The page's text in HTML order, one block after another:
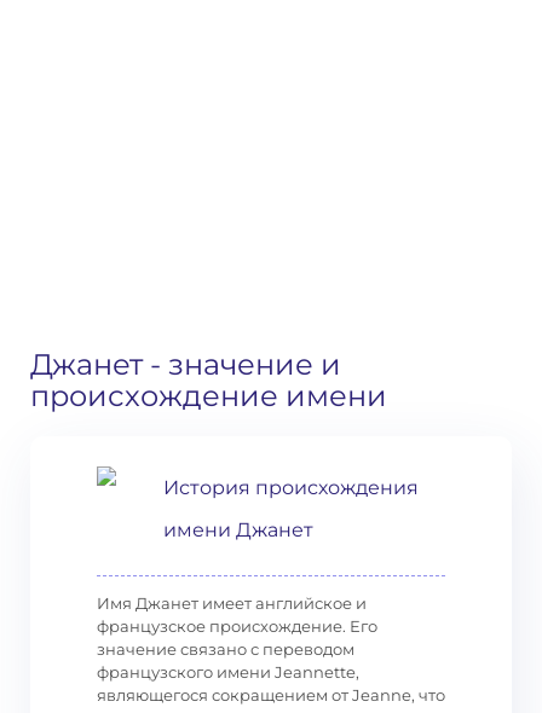
Джанет- значение и
происхождение имени
История происхождения
имени Джанет
Имя Джанет имеет английское и
французское происхождение. Его
значение связано с переводом
французского имени Jeannette,
являющегося сокращением от Jeanne, что